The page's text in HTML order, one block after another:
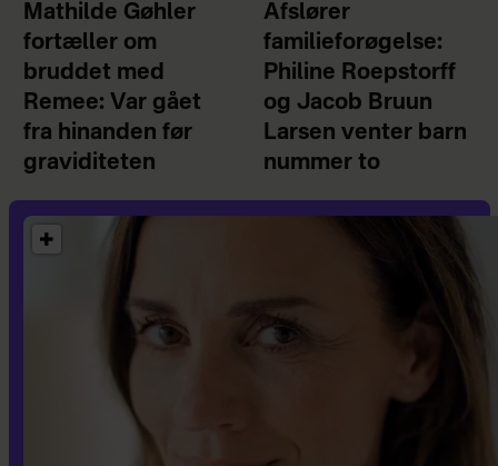
Mathilde Gøhler
fortæller om
bruddet med
Remee: Var gået
fra hinanden før
graviditeten
Afslører
familieforøgelse:
Philine Roepstorff
og Jacob Bruun
Larsen venter barn
nummer to